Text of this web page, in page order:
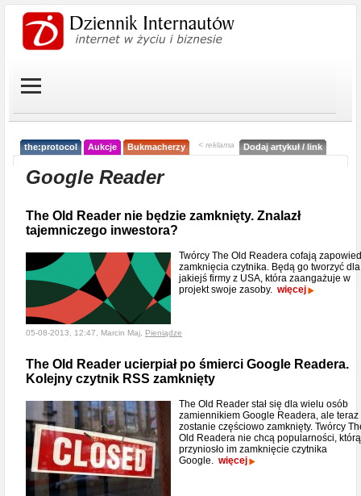
the:protocol Aukcje Bukmacherzy < reklama Dodaj artykuł / link
Google Reader
The Old Reader nie będzie zamknięty. Znalazł
tajemniczego inwestora?
Twórcy The Old Readera cofają
zamknięcia czytnika. Będą go tworzyć dla
jakiejś firmy z USA, która zaangażuje w
projekt swoje zasoby. więcej
05-08-2013, 12:47, Marcin Maj, Pieniądze
The Old Reader ucierpiał po śmierci Google Readera.
Kolejny czytnik RSS zamknięty
The Old Reader stał się dla wielu osób
zamiennikiem Google Readera, ale teraz
zostanie częściowo zamknięty. Twórcy
Old Readera nie chcą popularności, którą
przyniosło im zamknięcie czytnika
Google. więcej